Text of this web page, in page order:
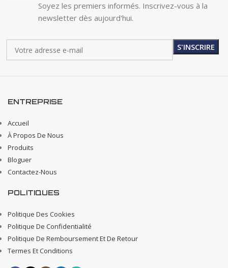
Soyez les premiers informés. Inscrivez-vous à la
newsletter dès aujourd'hui.
ENTREPRISE
Accueil
À Propos De Nous
Produits
Bloguer
Contactez-Nous
POLITIQUES
Politique Des Cookies
Politique De Confidentialité
Politique De Remboursement Et De Retour
Termes Et Conditions